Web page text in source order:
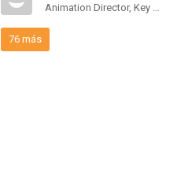
Animation Director, Key Animation
76 más